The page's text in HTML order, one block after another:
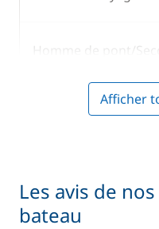
Homme de pont/
Hôtesse (repas non
Paddle
Afficher
Les avis de
bateau